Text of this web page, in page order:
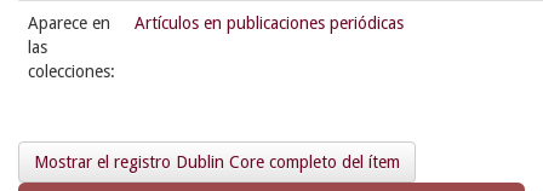
Aparece en
las
colecciones:
Artículos en publicaciones periódicas
Mostrar el registro Dublin Core completo del ítem